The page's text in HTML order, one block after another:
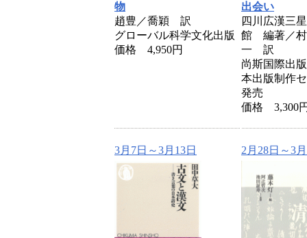
物
趙豊／喬穎 訳
グローバル科学文化出版
価格 4,950円
出会い
四川広漢三
館 編著／
一 訳
尚斯国際出
本出版制作
発売
価格 3,300
3月7日～3月13日 2月28日～3